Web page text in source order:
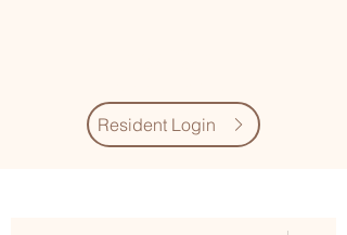
Resident Login